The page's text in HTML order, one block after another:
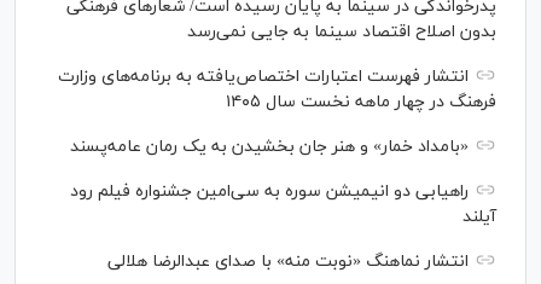
پدرخواندگی در سینما به پایان رسیده است/ شعارهای فرهنگی
بدون اصلاح اقتصاد سینما به جایی نمی‌رسد
انتشار فهرست اعتبارات اختصاص‌یافته به برنامه‌های وزارت
فرهنگ در چهار ماهه نخست سال ۱۴۰۵
«بامداد خمار» و هنر جان بخشیدن به یک رمان عامه‌پسند
راهیابی دو انیمیشن سوره به سی‌امین جشنواره فیلم رود
آیلند
انتشار نماهنگ «نوبت منه» با صدای عبدالرضا هلالی